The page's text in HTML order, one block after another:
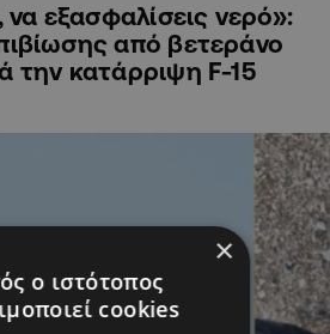
εξασφαλίσεις νερό»:
από βετεράνο
την κατάρριψη F-15
×
ο ιστότοπος
cookies